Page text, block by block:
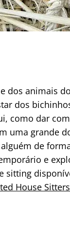
dos animais
dos
como dar
uma grande
de
e
sitting
House Sitters